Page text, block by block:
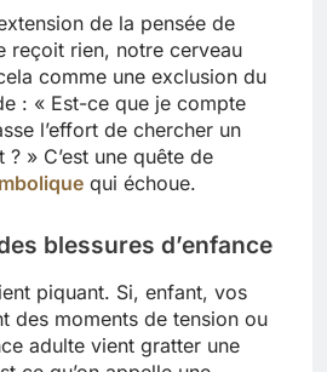
de la pensée de
reçoit rien, notre cerveau
comme une exclusion du
: « Est-ce que je compte
l’effort de chercher un
» C’est une quête de
qui échoue.
blessures d’enfance
piquant. Si, enfant, vos
des moments de tension ou
adulte vient gratter une